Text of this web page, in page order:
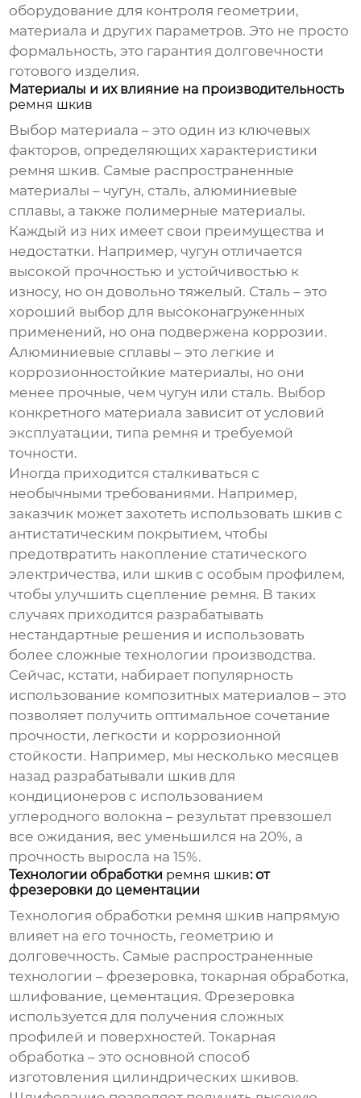
оборудование для контроля геометрии,
материала и других параметров. Это не просто
формальность, это гарантия долговечности
готового изделия.
Материалы и их влияние на производительность
ремня шкив
Выбор материала – это один из ключевых
факторов, определяющих характеристики
ремня шкив. Самые распространенные
материалы – чугун, сталь, алюминиевые
сплавы, а также полимерные материалы.
Каждый из них имеет свои преимущества и
недостатки. Например, чугун отличается
высокой прочностью и устойчивостью к
износу, но он довольно тяжелый. Сталь – это
хороший выбор для высоконагруженных
применений, но она подвержена коррозии.
Алюминиевые сплавы – это легкие и
коррозионностойкие материалы, но они
менее прочные, чем чугун или сталь. Выбор
конкретного материала зависит от условий
эксплуатации, типа ремня и требуемой
точности.
Иногда приходится сталкиваться с
необычными требованиями. Например,
заказчик может захотеть использовать шкив с
антистатическим покрытием, чтобы
предотвратить накопление статического
электричества, или шкив с особым профилем,
чтобы улучшить сцепление ремня. В таких
случаях приходится разрабатывать
нестандартные решения и использовать
более сложные технологии производства.
Сейчас, кстати, набирает популярность
использование композитных материалов – это
позволяет получить оптимальное сочетание
прочности, легкости и коррозионной
стойкости. Например, мы несколько месяцев
назад разрабатывали шкив для
кондиционеров с использованием
углеродного волокна – результат превзошел
все ожидания, вес уменьшился на 20%, а
прочность выросла на 15%.
Технологии обработки ремня шкив: от
фрезеровки до цементации
Технология обработки ремня шкив напрямую
влияет на его точность, геометрию и
долговечность. Самые распространенные
технологии – фрезеровка, токарная обработка,
шлифование, цементация. Фрезеровка
используется для получения сложных
профилей и поверхностей. Токарная
обработка – это основной способ
изготовления цилиндрических шкивов.